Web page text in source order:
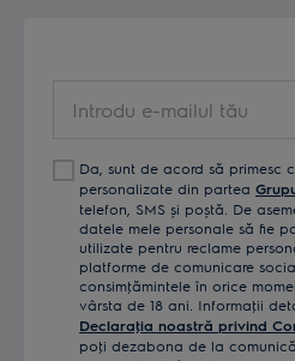
Da, sunt de acord să primesc
personalizate din partea
telefon, SMS și poștă. De
datele mele personale să fie
utilizate pentru reclame
platforme de comunicare
consimţămintele în orice
vârsta de 18 ani. Informaţii
Declaraţia noastră privind
poţi dezabona de la